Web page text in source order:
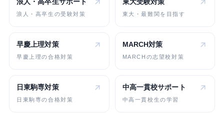
浪人・高卒生サポート
浪人・高卒生の受験対策
東大受験対策
東大・最難関を目指す
早慶上理対策
早慶上理の合格対策
MARCH対策
MARCHの志望校対策
日東駒専対策
日東駒専の合格対策
中高一貫校サポート
中高一貫校生の学習